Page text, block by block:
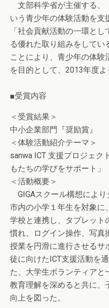
文部科学省が主催する、
いう青少年の体験活動を支
「社会貢献活動の一環と
る優れた取り組みをしてい
ことにより、青少年の体験
を目的として、2013年度よ
■受賞内容
＜受賞結果＞
中小企業部門『奨励賞』
＜体験活動紹介テーマ＞
sanwa ICT 支援プロジェク
もたちの学びをサポート」
＜活動概要＞
GIGAスクール構想により
市内の小学１年生を対象に
学校と連携し、タブレット
慣れ、ログイン操作、写真
授業を円滑に進行させるサ
徒に向けたICT支援活動を
た、大学生ボランティア
教育理解を深めると共に、
向上を図った。